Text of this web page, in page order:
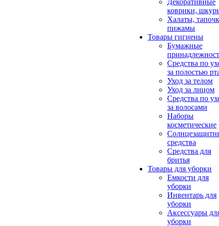
Декоративные
коврики,
Халаты,
пижамы
Товары гигиены
Бумажные
Средства по
за полостью
Уход за телом
Уход за лицом
Средства по
за волосами
Наборы
косметические
средства
Средства для
бритья
Товары для уборки
Емкости для
уборки
Инвентарь для
уборки
Аксессуары
уборки